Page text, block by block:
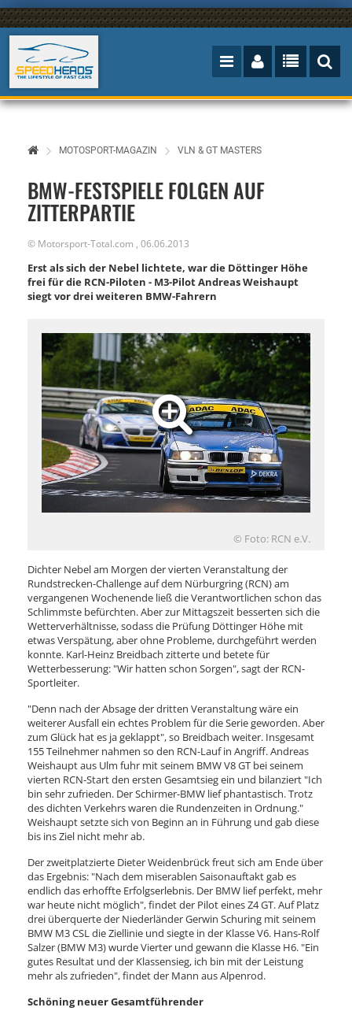
MOTOSPORT-MAGAZIN VLN & GT MASTERS
BMW-FESTSPIELE FOLGEN AUF
ZITTERPARTIE
© Motorsport-Total.com , 06.06.2013
Erst als sich der Nebel lichtete, war die Döttinger Höhe
frei für die RCN-Piloten - M3-Pilot Andreas Weishaupt
siegt vor drei weiteren BMW-Fahrern
© Foto: RCN e.V.
Dichter Nebel am Morgen der vierten Veranstaltung der
Rundstrecken-Challenge auf dem Nürburgring (RCN) am
vergangenen Wochenende ließ die Verantwortlichen schon das
Schlimmste befürchten. Aber zur Mittagszeit besserten sich die
Wetterverhältnisse, sodass die Prüfung Döttinger Höhe mit
etwas Verspätung, aber ohne Probleme, durchgeführt werden
konnte. Karl-Heinz Breidbach zitterte und betete für
Wetterbesserung: "Wir hatten schon Sorgen", sagt der RCN-
Sportleiter.
"Denn nach der Absage der dritten Veranstaltung wäre ein
weiterer Ausfall ein echtes Problem für die Serie geworden. Aber
zum Glück hat es ja geklappt", so Breidbach weiter. Insgesamt
155 Teilnehmer nahmen so den RCN-Lauf in Angriff. Andreas
Weishaupt aus Ulm fuhr mit seinem BMW V8 GT bei seinem
vierten RCN-Start den ersten Gesamtsieg ein und bilanziert "Ich
bin sehr zufrieden. Der Schirmer-BMW lief phantastisch. Trotz
des dichten Verkehrs waren die Rundenzeiten in Ordnung."
Weishaupt setzte sich von Beginn an in Führung und gab diese
bis ins Ziel nicht mehr ab.
Der zweitplatzierte Dieter Weidenbrück freut sich am Ende über
das Ergebnis: "Nach dem miserablen Saisonauftakt gab es
endlich das erhoffte Erfolgserlebnis. Der BMW lief perfekt, mehr
war heute nicht möglich", findet der Pilot eines Z4 GT. Auf Platz
drei überquerte der Niederländer Gerwin Schuring mit seinem
BMW M3 CSL die Ziellinie und siegte in der Klasse V6. Hans-Rolf
Salzer (BMW M3) wurde Vierter und gewann die Klasse H6. "Ein
gutes Resultat und der Klassensieg, ich bin mit der Leistung
mehr als zufrieden", findet der Mann aus Alpenrod.
Schöning neuer Gesamtführender